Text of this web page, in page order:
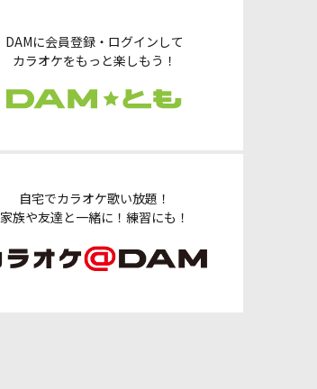
DAMに会員登録・ログインして
カラオケをもっと楽しもう！
自宅でカラオケ歌い放題！
家族や友達と一緒に！練習にも！